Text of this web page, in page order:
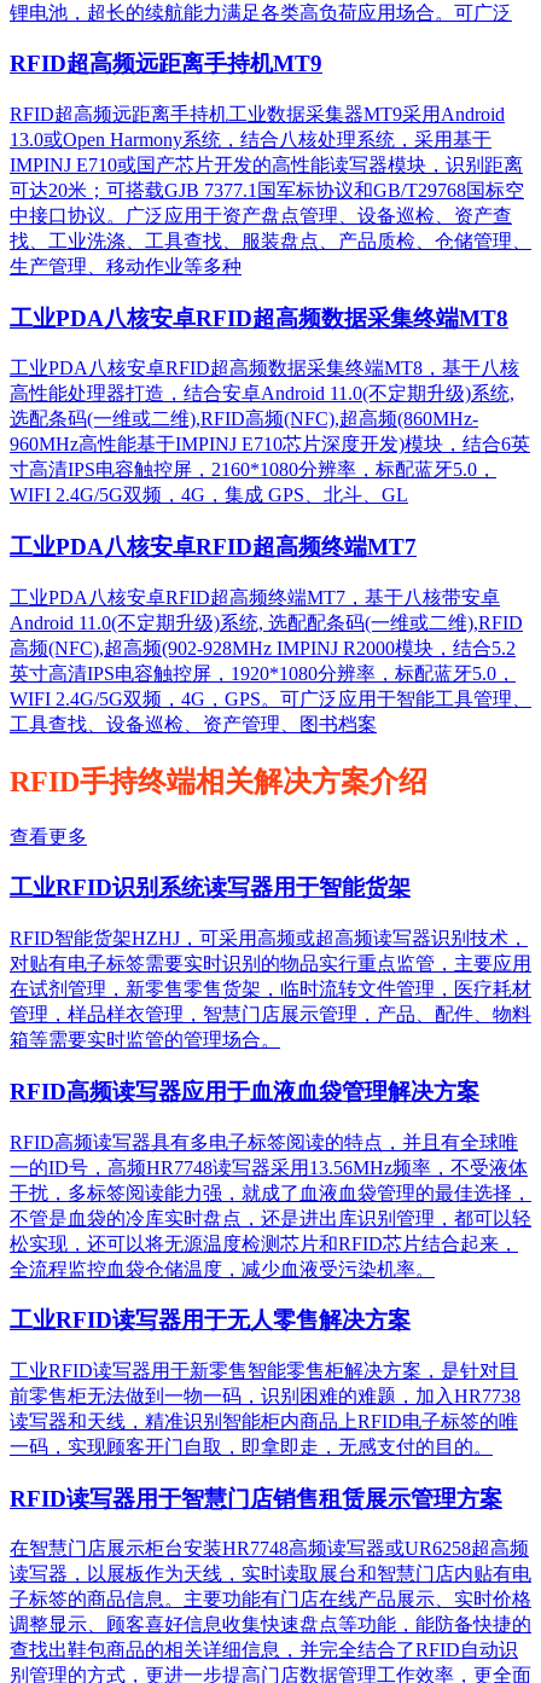
锂电池，超长的续航能力满足各类高负荷应用场合。可广泛
RFID超高频远距离手持机MT9
RFID超高频远距离手持机工业数据采集器MT9采用Android
13.0或Open Harmony系统，结合八核处理系统，采用基于
IMPINJ E710或国产芯片开发的高性能读写器模块，识别距离
可达20米；可搭载GJB 7377.1国军标协议和GB/T29768国标空
中接口协议。广泛应用于资产盘点管理、设备巡检、资产查
找、工业洗涤、工具查找、服装盘点、产品质检、仓储管理、
生产管理、移动作业等多种
工业PDA八核安卓RFID超高频数据采集终端MT8
工业PDA八核安卓RFID超高频数据采集终端MT8，基于八核
高性能处理器打造，结合安卓Android 11.0(不定期升级)系统,
选配条码(一维或二维),RFID高频(NFC),超高频(860MHz-
960MHz高性能基于IMPINJ E710芯片深度开发)模块，结合6英
寸高清IPS电容触控屏，2160*1080分辨率，标配蓝牙5.0，
WIFI 2.4G/5G双频，4G，集成 GPS、北斗、GL
工业PDA八核安卓RFID超高频终端MT7
工业PDA八核安卓RFID超高频终端MT7，基于八核带安卓
Android 11.0(不定期升级)系统, 选配配条码(一维或二维),RFID
高频(NFC),超高频(902-928MHz IMPINJ R2000模块，结合5.2
英寸高清IPS电容触控屏，1920*1080分辨率，标配蓝牙5.0，
WIFI 2.4G/5G双频，4G，GPS。可广泛应用于智能工具管理、
工具查找、设备巡检、资产管理、图书档案
RFID手持终端相关解决方案介绍
查看更多
工业RFID识别系统读写器用于智能货架
RFID智能货架HZHJ，可采用高频或超高频读写器识别技术，
对贴有电子标签需要实时识别的物品实行重点监管，主要应用
在试剂管理，新零售零售货架，临时流转文件管理，医疗耗材
管理，样品样衣管理，智慧门店展示管理，产品、配件、物料
箱等需要实时监管的管理场合。
RFID高频读写器应用于血液血袋管理解决方案
RFID高频读写器具有多电子标签阅读的特点，并且有全球唯
一的ID号，高频HR7748读写器采用13.56MHz频率，不受液体
干扰，多标签阅读能力强，就成了血液血袋管理的最佳选择，
不管是血袋的冷库实时盘点，还是进出库识别管理，都可以轻
松实现，还可以将无源温度检测芯片和RFID芯片结合起来，
全流程监控血袋仓储温度，减少血液受污染机率。
工业RFID读写器用于无人零售解决方案
工业RFID读写器用于新零售智能零售柜解决方案，是针对目
前零售柜无法做到一物一码，识别困难的难题，加入HR7738
读写器和天线，精准识别​智能柜内商品上RFID电子标签的唯
一码，实现顾客开门自取，即拿即走，无感支付的目的。
RFID读写器用于智慧门店销售租赁展示管理方案
在智慧门店展示柜台安装HR7748高频读写器或UR6258超高频
读写器，以展板作为天线，实时读取展台和智慧门店内贴有电
子标签的商品信息。主要功能有门店在线产品展示、实时价格
调整显示、顾客喜好信息收集快速盘点等功能，能防备快捷的
查找出鞋包商品的相关详细信息，并完全结合了RFID自动识
别管理的方式，更进一步提高门店数据管理工作效率，更全面